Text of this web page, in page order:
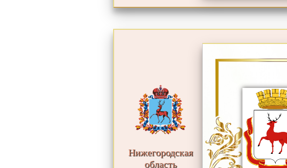
Нижегородская
область